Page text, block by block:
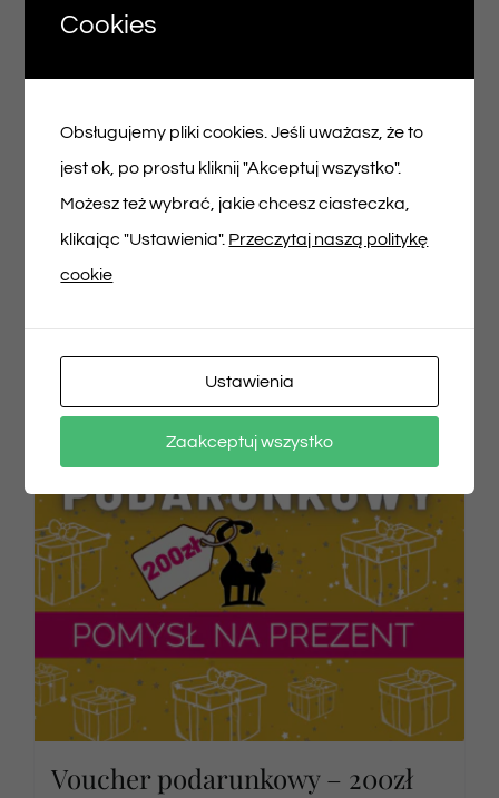
100,00zł
Dodaj do koszyka Szczegóły
Voucher podarunkowy – 200zł
Cookies
Obsługujemy pliki cookies. Jeśli uważasz, że to
jest ok, po prostu kliknij "Akceptuj wszystko".
Możesz też wybrać, jakie chcesz ciasteczka,
klikając "Ustawienia". Przeczytaj naszą politykę
cookie
Ustawienia
Zaakceptuj wszystko